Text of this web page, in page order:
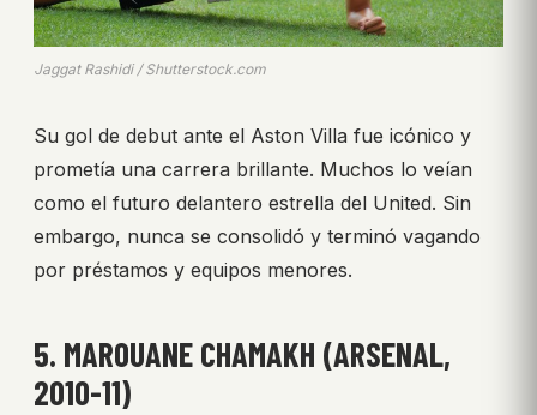
Jaggat Rashidi / Shutterstock.com
Su gol de debut ante el Aston Villa fue icónico y
prometía una carrera brillante. Muchos lo veían
como el futuro delantero estrella del United. Sin
embargo, nunca se consolidó y terminó vagando
por préstamos y equipos menores.
5. MAROUANE CHAMAKH (ARSENAL,
2010-11)